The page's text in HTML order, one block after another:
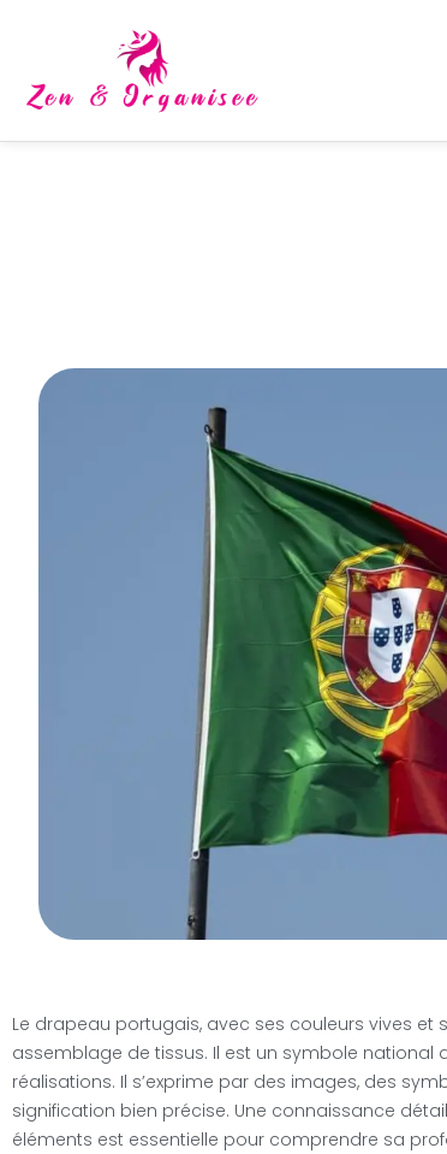
Le drapeau portugais, avec ses couleurs vives et
assemblage de tissus. Il est un symbole national
réalisations. Il s’exprime par des images, des
signification bien précise. Une connaissance
éléments est essentielle pour comprendre sa